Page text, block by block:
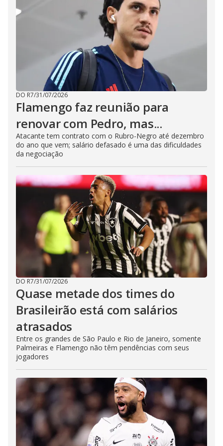
DO R7/31/07/2026
Flamengo faz reunião para
renovar com Pedro, mas...
Atacante tem contrato com o Rubro-Negro até dezembro
do ano que vem; salário defasado é uma das dificuldades
da negociação
DO R7/31/07/2026
Quase metade dos times do
Brasileirão está com salários
atrasados
Entre os grandes de São Paulo e Rio de Janeiro, somente
Palmeiras e Flamengo não têm pendências com seus
jogadores